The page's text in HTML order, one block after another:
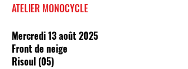
ATELIER MONOCYCLE
Mercredi 13 août 2025
Front de neige
Risoul (05)